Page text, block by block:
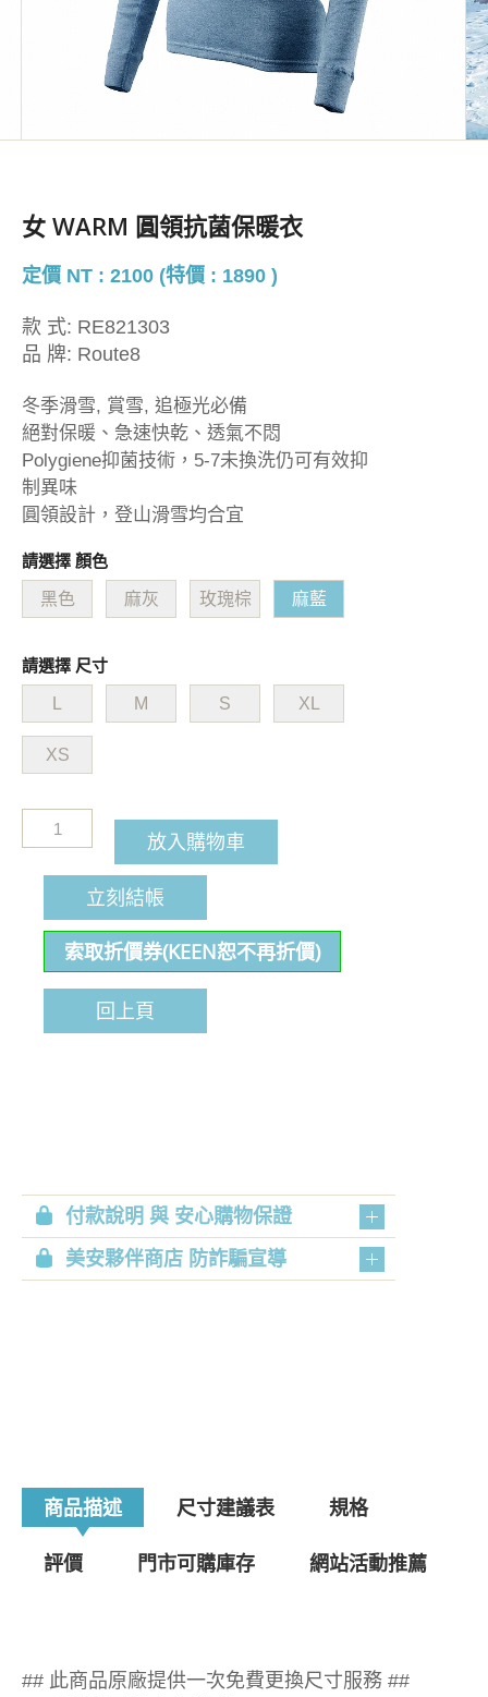
女 WARM 圓領抗菌保暖衣
定價 NT : 2100 (特價 : 1890 )
款 式: RE821303
品 牌: Route8
冬季滑雪, 賞雪, 追極光必備
絕對保暖、急速快乾、透氣不悶
Polygiene抑菌技術，5-7未換洗仍可有效抑
制異味
圓領設計，登山滑雪均合宜
請選擇 顏色
黑色 麻灰 玫瑰棕 麻藍
請選擇 尺寸
M S XL
XS
放入購物車
立刻結帳
索取折價券(KEEN恕不再折價)
回上頁
付款說明 與 安心購物保證
美安夥伴商店 防詐騙宣導
商品描述 尺寸建議表 規格
評價 門市可購庫存 網站活動推薦
## 此商品原廠提供一次免費更換尺寸服務 ##